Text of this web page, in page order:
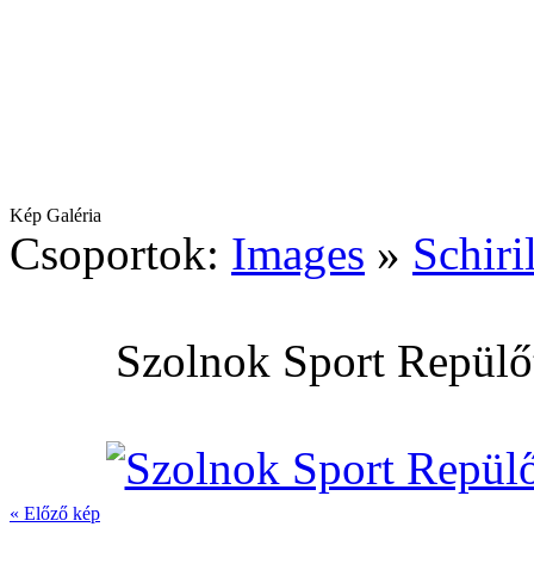
Kép Galéria
Csoportok: Images »
Szolnok Sport
« Előző kép